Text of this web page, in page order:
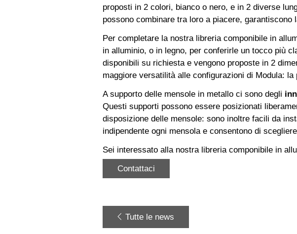
proposti in 2 colori, bianco o nero, e in 2 diverse
possono combinare tra loro a piacere,
Per completare la nostra libreria componibile in
in alluminio, o in legno, per conferirle un tocco più
disponibili su richiesta e vengono proposte in 2
maggiore versatilità alle configurazioni di Modula:
A supporto delle mensole in metallo ci sono degli
Questi supporti possono essere posizionati
disposizione delle mensole: sono inoltre facili da
indipendente ogni mensola e consentono di
Sei interessato alla nostra libreria componibile in
Contattaci
Tutte le news